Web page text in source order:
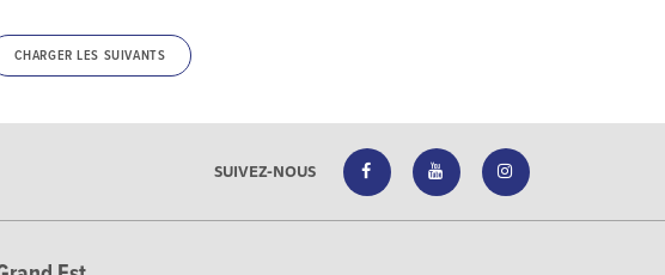
CHARGER LES SUIVANTS
SUIVEZ-NOUS